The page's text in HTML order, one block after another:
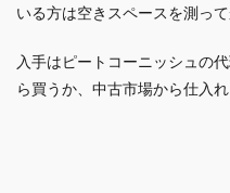
いる方は空きスペースを測っ
入手はピートコーニッシュの
ら買うか、中古市場から仕入れ